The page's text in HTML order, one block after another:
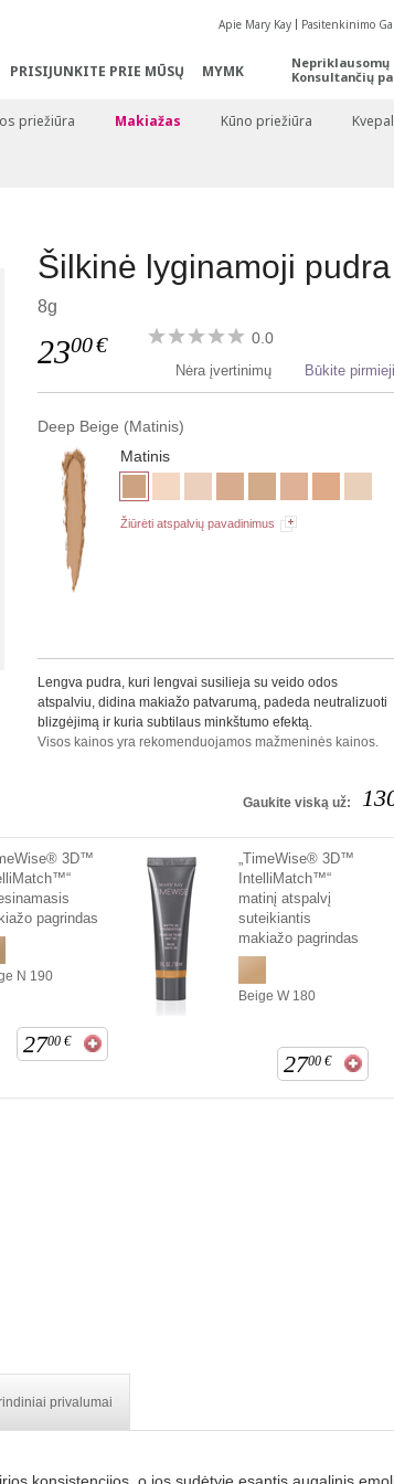
PRISIJUNKITE PRIE MŪSŲ MYMK
Apie Mary Kay Pasitenkinimo
Nepriklausomų
Konsultančių
priežiūra Makiažas Kūno priežiūra
Šilkinė lyginamoji pudra
8g
2300€ 0.0
Nėra įvertinimų Būkite
Deep Beige (Matinis)
Matinis
Žiūrėti atspalvių pavadinimus
Lengva pudra, kuri lengvai susilieja su veido odos
atspalviu, didina makiažo patvarumą, padeda neutralizuoti
blizgėjimą ir kuria subtilaus minkštumo efektą.
Visos kainos yra rekomenduojamos mažmeninės kainos.
Gaukite viską už:
3D™
pagrindas
N 190
2700 €
„TimeWise® 3D™
IntelliMatch™“
matinį atspalvį
suteikiantis
makiažo pagrindas
Beige W 180
2700 €
privalumai